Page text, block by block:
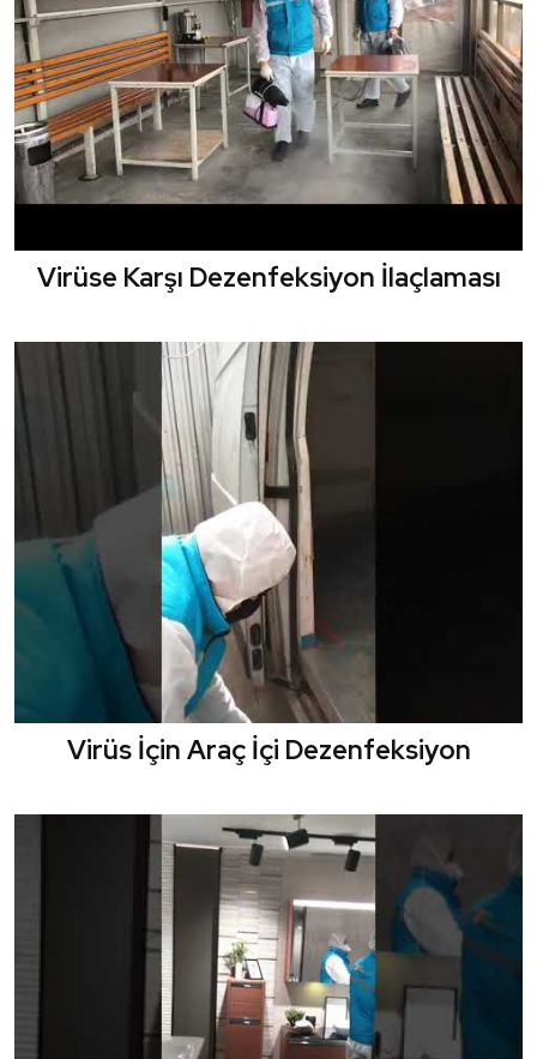
Virüse Karşı Dezenfeksiyon İlaçlaması
Virüs İçin Araç İçi Dezenfeksiyon